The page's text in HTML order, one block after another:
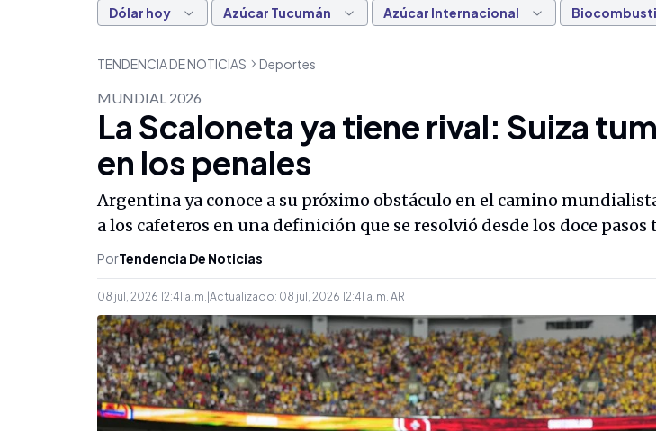
Dólar hoy Azúcar Tucumán Azúcar Internacional
TENDENCIA DE NOTICIAS Deportes
MUNDIAL 2026
La Scaloneta ya tiene rival: Suiza
en los penales
Argentina ya conoce a su próximo obstáculo en el camino
a los cafeteros en una definición que se resolvió desde los doce
PorTendencia De Noticias
08 jul, 2026 12:41 a. m. Actualizado: 08 jul, 2026 12:41 a. m. AR